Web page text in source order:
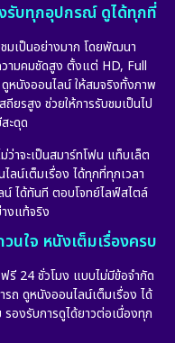
รับทุกอุปกรณ์ ดูได้ทุกที่
มเป็นอย่างมาก โดยพัฒนา
ามคมชัดสูง ตั้งแต่ HD, Full
หนังออนไลน์ ให้สมจริงทั้งภาพ
ยรสูง ช่วยให้การรับชมเป็นไป
ะดุด
าจะเป็นสมาร์ทโฟน แท็บเล็ต
ลน์เต็มเรื่อง ได้ทุกที่ทุกเวลา
ได้ทันที ตอบโจทย์ไลฟ์สไตล์
งแท้จริง
นใจ หนังเต็มเรื่องครบ
รี 24 ชั่วโมง แบบไม่มีข้อจำกัด
ถ ดูหนังออนไลน์เต็มเรื่อง ได้
องรับการดูได้ยาวต่อเนื่องทุก